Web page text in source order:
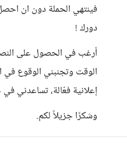
فينتهي الحملة دون ان
دورك !
أرغب في الحصول على
الوقت وتجنبني الوقوع في
إعلانية فعّالة، تساعدني
وشكرًا جزيلاً لكم.